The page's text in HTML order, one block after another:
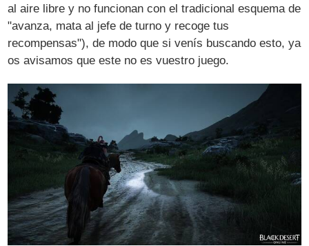
al aire libre y no funcionan con el tradicional esquema de
"avanza, mata al jefe de turno y recoge tus
recompensas"), de modo que si venís buscando esto, ya
os avisamos que este no es vuestro juego.